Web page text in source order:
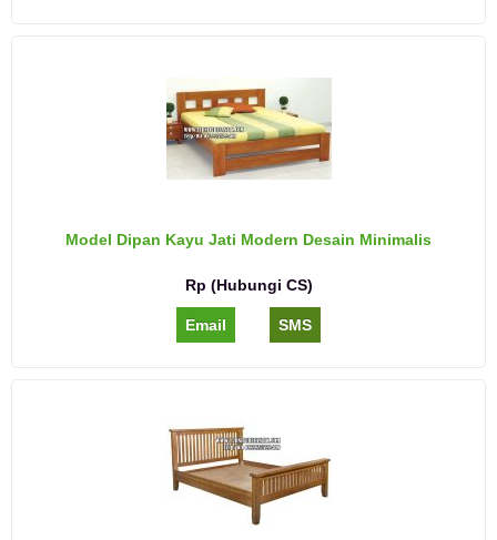
Model Dipan Kayu Jati Modern Desain Minimalis
Rp (Hubungi CS)
Email SMS